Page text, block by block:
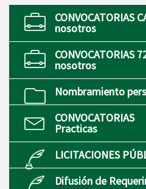
CONVOCATORIAS
nosotros
CONVOCATORIAS
nosotros
Nombramiento
CONVOCATORIAS
Practicas
LICITACIONES
Difusión de